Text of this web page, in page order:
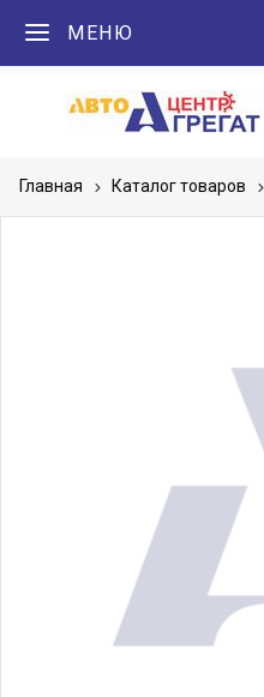
МЕНЮ
Главная Каталог товаров